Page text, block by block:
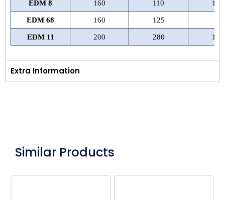
EDM 8 160 110 100
EDM 68 160 125
EDM 11 200 280 130
Extra Information
Similar Products